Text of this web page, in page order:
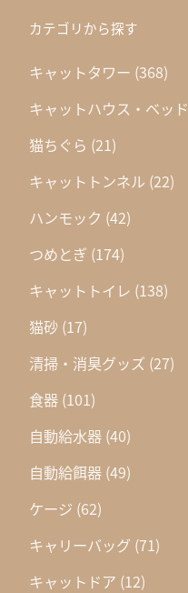
カテゴリから探す
キャットタワー (368)
キャットハウス・ベッド
猫ちぐら (21)
キャットトンネル (22)
ハンモック (42)
つめとぎ (174)
キャットトイレ (138)
猫砂 (17)
清掃・消臭グッズ (27)
食器 (101)
自動給水器 (40)
自動給餌器 (49)
ケージ (62)
キャリーバッグ (71)
キャットドア (12)